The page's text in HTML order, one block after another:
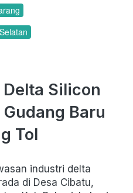
Silicon
Baru
Tol
industri delta
di Desa Cibatu,